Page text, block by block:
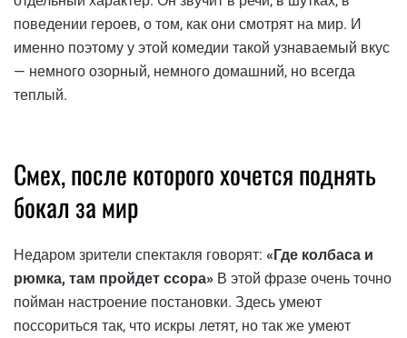
поведении героев, о том, как они смотрят на мир. И
именно поэтому у этой комедии такой узнаваемый вкус
— немного озорный, немного домашний, но всегда
теплый.
Смех, после которого хочется поднять
бокал за мир
Недаром зрители спектакля говорят: «Где колбаса и
рюмка, там пройдет ссора» В этой фразе очень точно
пойман настроение постановки. Здесь умеют
поссориться так, что искры летят, но так же умеют